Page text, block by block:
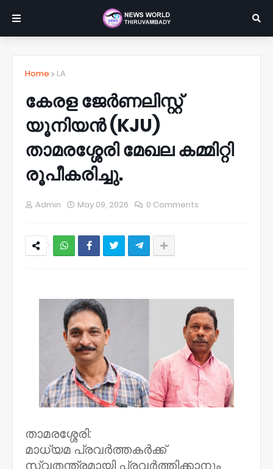
Home LA
കേരള ജേർണലിസ്റ്റ്
യൂനിയൻ (KJU)
താമരശ്ശേരി മേഖല കമ്മിറ്റി
രൂപീകരിച്ചു.
Admin May 09, 2026 0 Comments
താമരശ്ശേരി:
മാധ്യമ പ്രവർത്തകർക്ക്
സ്വതന്ത്രമായി പ്രവർത്തിക്കാനും